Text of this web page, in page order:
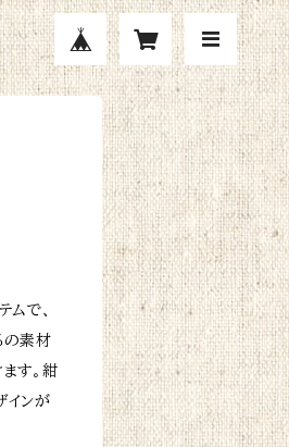
で、
の素材
す。紺
インが